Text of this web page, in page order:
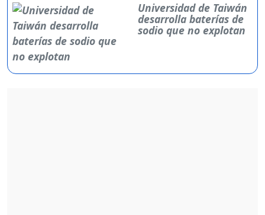
Universidad de Taiwán
desarrolla baterías de
sodio que no explotan